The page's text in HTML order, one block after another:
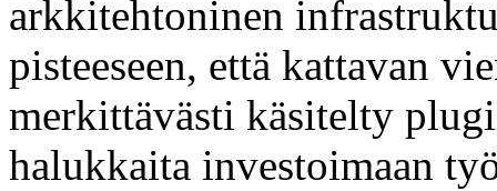
arkkitehtoninen
pisteeseen, että kattavan
merkittävästi käsitelty
halukkaita investoimaan